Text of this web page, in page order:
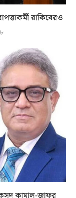
রাকিবেরও
কামাল-জাফর